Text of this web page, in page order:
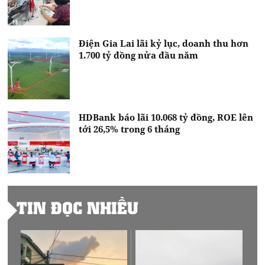
Điện Gia Lai lãi kỷ lục, doanh thu hơn
1.700 tỷ đồng nửa đầu năm
HDBank báo lãi 10.068 tỷ đồng, ROE lên
tới 26,5% trong 6 tháng
TIN ĐỌC NHIỀU